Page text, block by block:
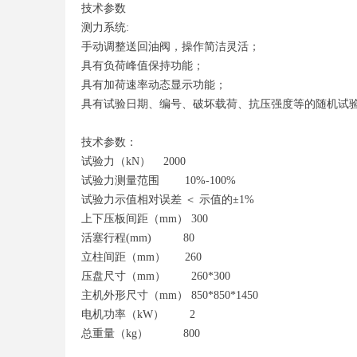
技术参数
测力系统:
手动调整送回油阀，操作简洁灵活；
具有负荷峰值保持功能；
具有加荷速率动态显示功能；
具有试验日期、编号、破坏载荷、抗压强度等的随机试
技术参数：
试验力（kN） 2000
试验力测量范围 10%-100%
试验力示值相对误差 ＜ 示值的±1%
上下压板间距（mm） 300
活塞行程(mm) 80
立柱间距（mm） 260
压盘尺寸（mm） 260*300
主机外形尺寸（mm） 850*850*1450
电机功率（kW） 2
总重量（kg） 800